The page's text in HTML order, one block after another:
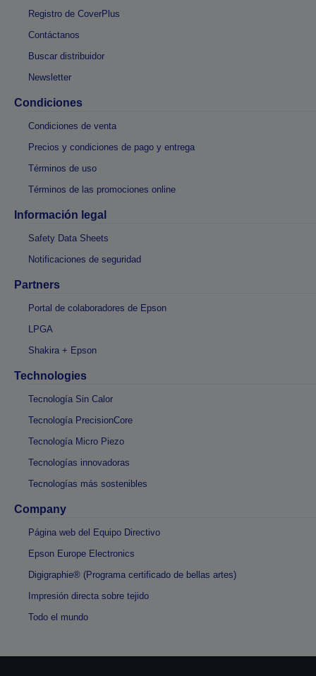
Registro de CoverPlus
Contáctanos
Buscar distribuidor
Newsletter
Condiciones
Condiciones de venta
Precios y condiciones de pago y entrega
Términos de uso
Términos de las promociones online
Información legal
Safety Data Sheets
Notificaciones de seguridad
Partners
Portal de colaboradores de Epson
LPGA
Shakira + Epson
Technologies
Tecnología Sin Calor
Tecnología PrecisionCore
Tecnología Micro Piezo
Tecnologías innovadoras
Tecnologías más sostenibles
Company
Página web del Equipo Directivo
Epson Europe Electronics
Digigraphie® (Programa certificado de bellas artes)
Impresión directa sobre tejido
Todo el mundo